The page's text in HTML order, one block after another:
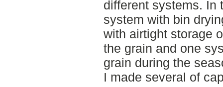
different systems. In
system with bin
with airtight storage
the grain and one
grain during the
I made several of